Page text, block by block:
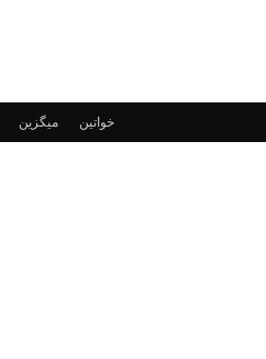
میگزین خواتین